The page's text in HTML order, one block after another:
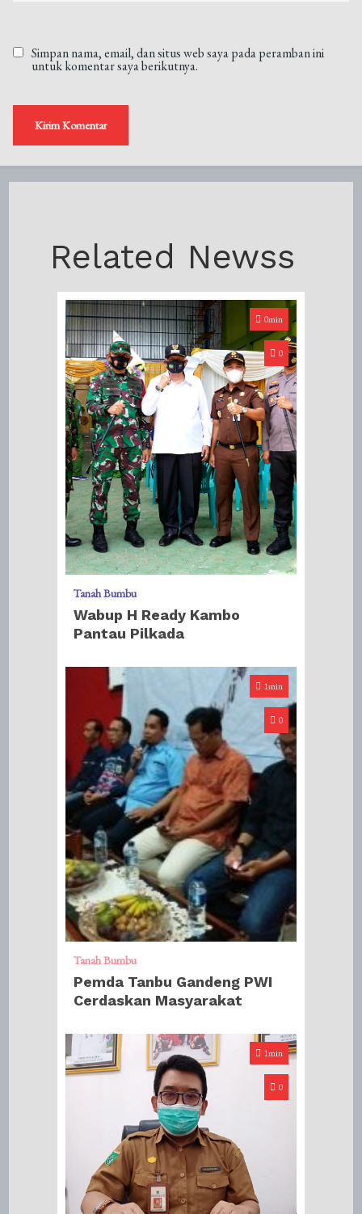
Simpan nama, email, dan situs web saya pada peramban ini
untuk komentar saya berikutnya.
Related Newss
0min
0
Tanah Bumbu
Wabup H Ready Kambo
Pantau Pilkada
1min
0
Tanah Bumbu
Pemda Tanbu Gandeng PWI
Cerdaskan Masyarakat
1min
0